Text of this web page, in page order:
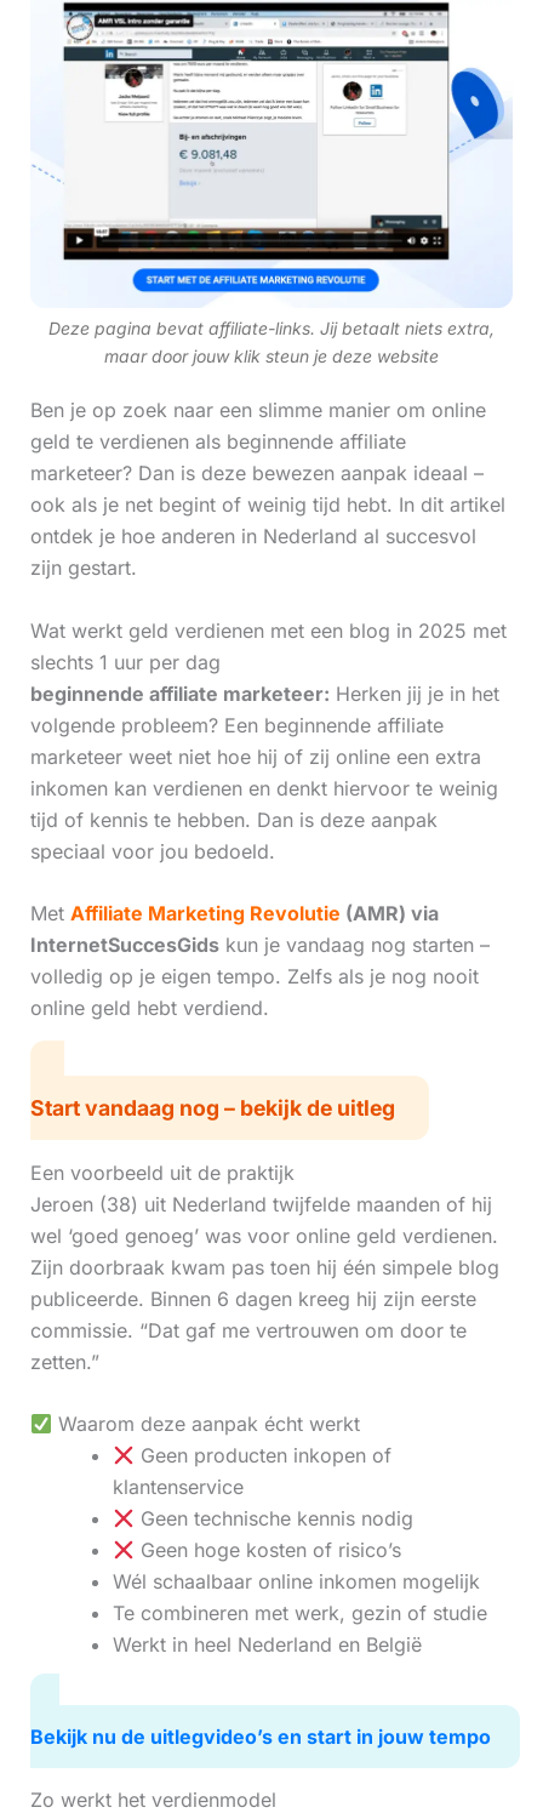
Deze pagina bevat affiliate-links. Jij betaalt niets extra,
maar door jouw klik steun je deze website
Ben je op zoek naar een slimme manier om online
geld te verdienen als beginnende affiliate
marketeer? Dan is deze bewezen aanpak ideaal –
ook als je net begint of weinig tijd hebt. In dit artikel
ontdek je hoe anderen in Nederland al succesvol
zijn gestart.
Wat werkt geld verdienen met een blog in 2025 met
slechts 1 uur per dag
beginnende affiliate marketeer: Herken jij je in het
volgende probleem? Een beginnende affiliate
marketeer weet niet hoe hij of zij online een extra
inkomen kan verdienen en denkt hiervoor te weinig
tijd of kennis te hebben. Dan is deze aanpak
speciaal voor jou bedoeld.
Met Affiliate Marketing Revolutie (AMR) via
InternetSuccesGidskun je vandaag nog starten –
volledig op je eigen tempo. Zelfs als je nog nooit
online geld hebt verdiend.
Start vandaag nog – bekijk de uitleg
Een voorbeeld uit de praktijk
Jeroen (38) uit Nederland twijfelde maanden of hij
wel ‘goed genoeg’ was voor online geld verdienen.
Zijn doorbraak kwam pas toen hij één simpele blog
publiceerde. Binnen 6 dagen kreeg hij zijn eerste
commissie. “Dat gaf me vertrouwen om door te
zetten.”
Waarom deze aanpak écht werkt
Geen producten inkopen of
klantenservice
Geen technische kennis nodig
Geen hoge kosten of risico’s
Wél schaalbaar online inkomen mogelijk
Te combineren met werk, gezin of studie
Werkt in heel Nederland en België
Bekijk nu de uitlegvideo’s en start in jouw tempo
Zo werkt het verdienmodel